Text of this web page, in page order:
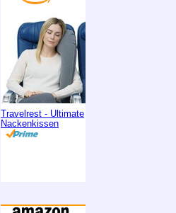
Travelrest - Ultimate
Nackenkissen